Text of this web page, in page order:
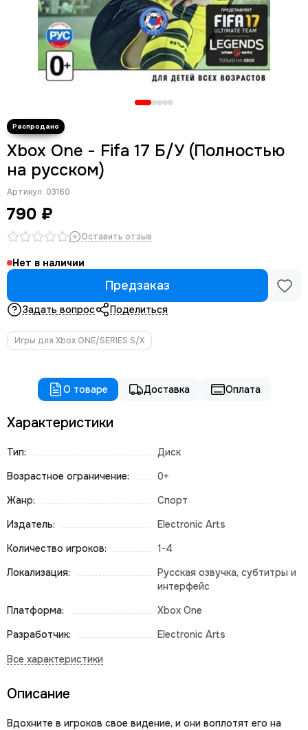
Xbox One - Fifa 17 Б/У (Полностью
на русском)
Артикул: 03160
790 ₽
Оставить отзыв
Нет в наличии
Предзаказ
Задать вопрос Поделиться
Игры для Xbox ONE/SERIES S/X
О товаре Доставка Оплата
Характеристики
Тип:
Диск
Возрастное ограничение:
0+
Жанр:
Спорт
Издатель:
Electronic Arts
Количество игроков:
1-4
Локализация:
Русская озвучка, субтитры и
интерфейс
Платформа:
Xbox One
Разработчик:
Electronic Arts
Описание
Вдохните в игроков свое видение, и они воплотят его на